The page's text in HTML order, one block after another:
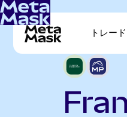
トレード